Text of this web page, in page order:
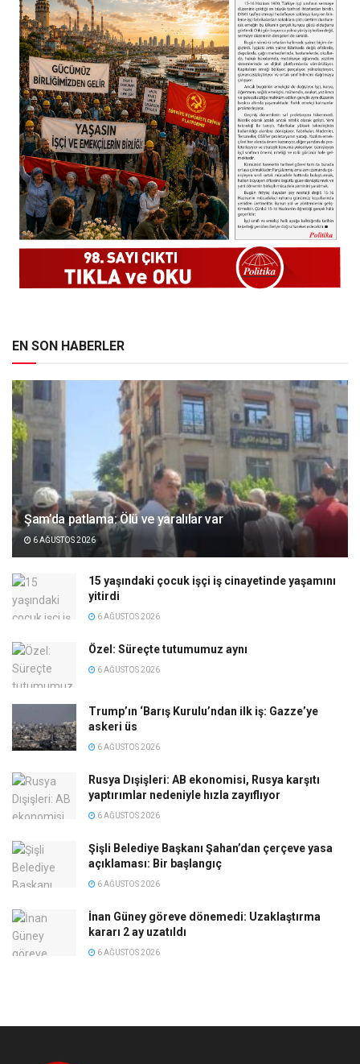
EN SON HABERLER
Şam’da patlama: Ölü ve yaralılar var
6 AĞUSTOS 2026
15 yaşındaki çocuk işçi iş cinayetinde yaşamını
yitirdi
6 AĞUSTOS 2026
Özel: Süreçte tutumumuz aynı
6 AĞUSTOS 2026
Trump’ın ‘Barış Kurulu’ndan ilk iş: Gazze’ye
askeri üs
6 AĞUSTOS 2026
Rusya Dışişleri: AB ekonomisi, Rusya karşıtı
yaptırımlar nedeniyle hızla zayıflıyor
6 AĞUSTOS 2026
Şişli Belediye Başkanı Şahan’dan çerçeve yasa
açıklaması: Bir başlangıç
6 AĞUSTOS 2026
İnan Güney göreve dönemedi: Uzaklaştırma
kararı 2 ay uzatıldı
6 AĞUSTOS 2026